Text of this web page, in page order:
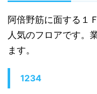
阿倍野筋に面する１
人気のフロアです。
ます。
1234